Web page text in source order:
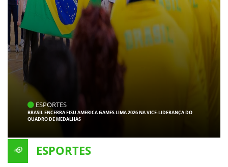
ESPORTES
BRASIL ENCERRA FISU AMERICA GAMES LIMA 2026 NA VICE-LIDERANÇA DO
QUADRO DE MEDALHAS
ESPORTES